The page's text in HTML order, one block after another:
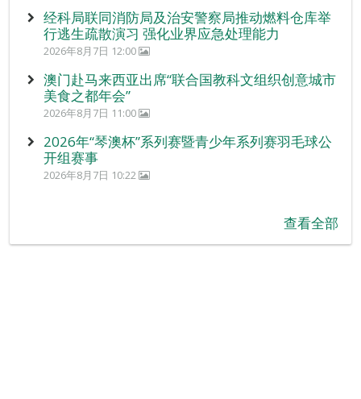
经科局联同消防局及治安警察局推动燃料仓库举
行逃生疏散演习 强化业界应急处理能力
2026年8月7日 12:00
澳门赴马来西亚出席“联合国教科文组织创意城市
美食之都年会”
2026年8月7日 11:00
2026年“琴澳杯”系列赛暨青少年系列赛羽毛球公
开组赛事
2026年8月7日 10:22
查看全部